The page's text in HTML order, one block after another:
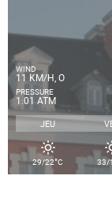
WIND
11 KM/H, O
PRESSURE
1.01 ATM
JEU
29/22°C 33/